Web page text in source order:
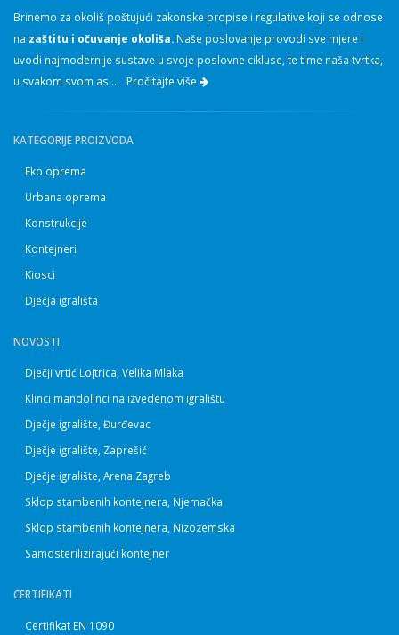
Brinemo za okoliš poštujući zakonske propise i regulative koji se odnose
na zaštitu i očuvanje okoliša. Naše poslovanje provodi sve mjere i
uvodi najmodernije sustave u svoje poslovne cikluse, te time naša tvrtka,
u svakom svom as ... Pročitajte više
KATEGORIJE PROIZVODA
Eko oprema
Urbana oprema
Konstrukcije
Kontejneri
Kiosci
Dječja igrališta
NOVOSTI
Dječji vrtić Lojtrica, Velika Mlaka
Klinci mandolinci na izvedenom igralištu
Dječje igralište, Đurđevac
Dječje igralište, Zaprešić
Dječje igralište, Arena Zagreb
Sklop stambenih kontejnera, Njemačka
Sklop stambenih kontejnera, Nizozemska
Samosterilizirajući kontejner
CERTIFIKATI
Certifikat EN 1090